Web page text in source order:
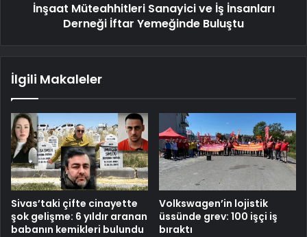
İnşaat Müteahhitleri Sanayici ve İş İnsanları
Derneği İftar Yemeğinde Buluştu
İlgili Makaleler
Sivas’taki çifte cinayette
şok gelişme: 6 yıldır aranan
babanın kemikleri bulundu
Volkswagen’in lojistik
üssünde grev: 100 işçi iş
bıraktı